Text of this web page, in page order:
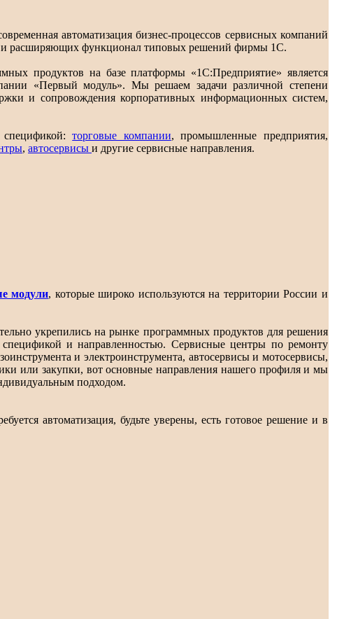
автоматизация бизнес-процессов сервисных компаний
расширяющих функционал типовых решений фирмы 1С.
продуктов на базе платформы «1С:Предприятие» является
«Первый модуль». Мы решаем задачи различной степени
и сопровождения корпоративных информационных систем,
спецификой:торговые компании, промышленные предприятия,
, автосервисы и другие сервисные направления.
модули, которые широко используются на территории России и
укрепились на рынке программных продуктов для решения
и направленностью. Сервисные центры по ремонту
и электроинструмента, автосервисы и мотосервисы,
или закупки, вот основные направления нашего профиля и мы
подходом.
автоматизация, будьте уверены, есть готовое решение и в